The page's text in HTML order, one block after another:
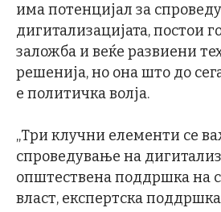
има потенцијал за
дигитализацијата, постои
заложба и веќе развиени
решенија, но она што до
е политичка волја.
„Три клучни елементи се
спроведување на
општествена поддршка на
власт, експертска